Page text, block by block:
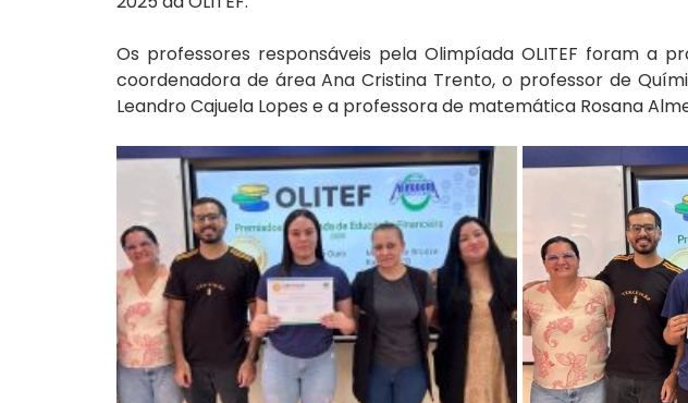
Os professores responsáveis pela Olimpíada OLITEF foram a
coordenadora de área Ana Cristina Trento, o professor de
Leandro Cajuela Lopes e a professora de matemática Rosana